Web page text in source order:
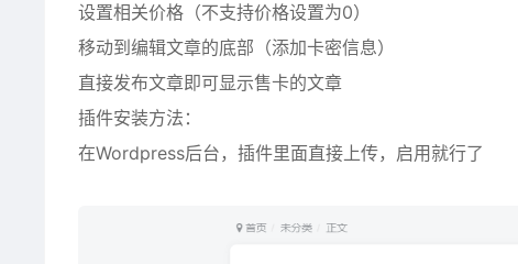
设置相关价格（不支持价格设置为0）
移动到编辑文章的底部（添加卡密信息）
直接发布文章即可显示售卡的文章
插件安装方法：
在Wordpress后台，插件里面直接上传，启用就行了